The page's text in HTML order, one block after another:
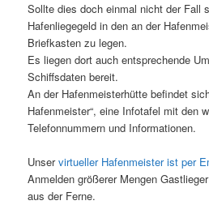
Sollte dies doch einmal nicht der Fall
Hafenliegegeld in den an der
Briefkasten zu legen.
Es liegen dort auch entsprechende
Schiffsdaten bereit.
An der Hafenmeisterhütte befindet
Hafenmeister“, eine Infotafel mit den
Telefonnummern und Informationen.
Unservirtueller Hafenmeister ist per
Anmelden größerer Mengen
aus der Ferne.